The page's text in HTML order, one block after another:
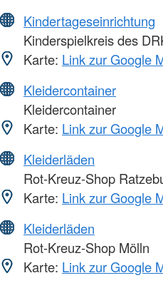
Kindertageseinrichtung
Kinderspielkreis des
Karte: Link zur Google
Kleidercontainer
Kleidercontainer
Karte: Link zur Google
Kleiderläden
Rot-Kreuz-Shop
Karte: Link zur Google
Kleiderläden
Rot-Kreuz-Shop Mölln
Karte: Link zur Google